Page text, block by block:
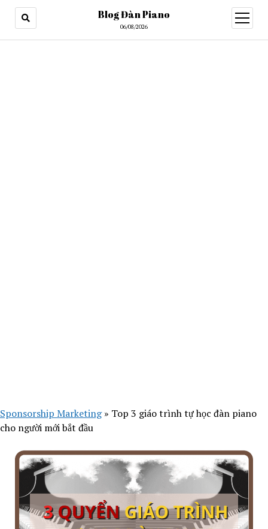
Blog Đàn Piano
06/08/2026
open
menu
Sponsorship Marketing» Top 3 giáo trình tự học đàn piano
cho người mới bắt đầu